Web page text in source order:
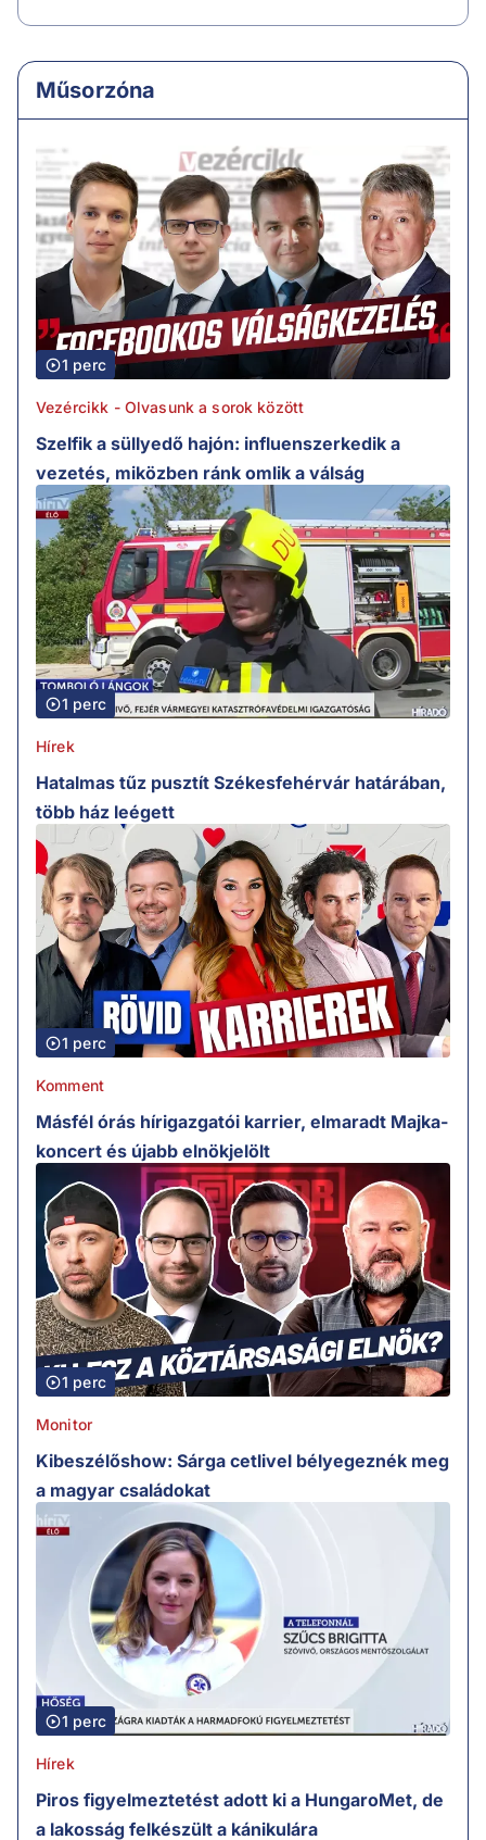
Műsorzóna
1 perc
Vezércikk - Olvasunk a sorok között
Szelfik a süllyedő hajón: influenszerkedik a
vezetés, miközben ránk omlik a válság
1 perc
Hírek
Hatalmas tűz pusztít Székesfehérvár határában,
több ház leégett
1 perc
Komment
Másfél órás hírigazgatói karrier, elmaradt Majka-
koncert és újabb elnökjelölt
1 perc
Monitor
Kibeszélőshow: Sárga cetlivel bélyegeznék meg
a magyar családokat
1 perc
Hírek
Piros figyelmeztetést adott ki a HungaroMet, de
a lakosság felkészült a kánikulára